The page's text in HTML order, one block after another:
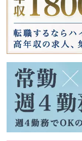
そのため会員登録機
個人情報をいただく
では暗号化通信を実
閲覧できるような
めに簡単にご希望の
提携先は順次拡